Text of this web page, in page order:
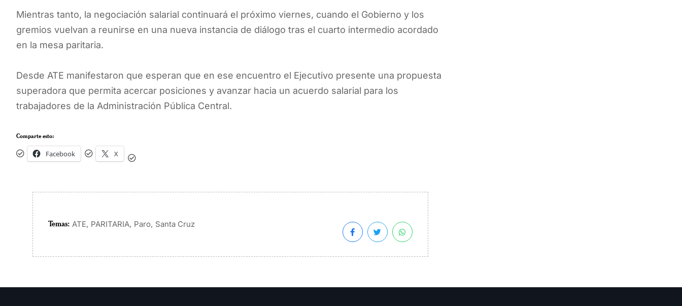
Mientras tanto, la negociación salarial continuará el próximo viernes, cuando el Gobierno y los
gremios vuelvan a reunirse en una nueva instancia de diálogo tras el cuarto intermedio acordado
en la mesa paritaria.
Desde ATE manifestaron que esperan que en ese encuentro el Ejecutivo presente una propuesta
superadora que permita acercar posiciones y avanzar hacia un acuerdo salarial para los
trabajadores de la Administración Pública Central.
Comparte esto:
Facebook X
Temas: ATE, PARITARIA, Paro, Santa Cruz